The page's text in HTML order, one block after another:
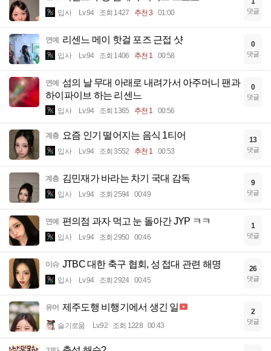
입사 Lv.94 조회 1427 추천 3 01:00 댓글
연예 리센느 메이 핫걸 포즈 근접 샷
입사 Lv.94 조회 1406 추천 1 00:58
0
댓글
연예 섬의 날 무대 아래로 내려가서 아주머니 팬과
하이파이브 하는 리센느
입사 Lv.94 조회 1365 추천 1 00:56
0
댓글
계층 요즘 인기 떨어지는 음식 1티어
입사 Lv.94 조회 3552 추천 1 00:53
13
댓글
계층 김민재가 바라는 차기 국대 감독
입사 Lv.94 조회 2594 00:49
9
댓글
연예 편의점 과자 먹고 눈 돌아간 JYP ㅋㅋ
입사 Lv.94 조회 2950 00:46
1
댓글
이슈 JTBC 대한 축구 협회, 성 접대 관련 해명
입사 Lv.94 조회 2924 00:45
26
댓글
유머 제주도행 비행기에서 생긴 일
슬기로움 Lv.92 조회 1228 00:43
2
댓글